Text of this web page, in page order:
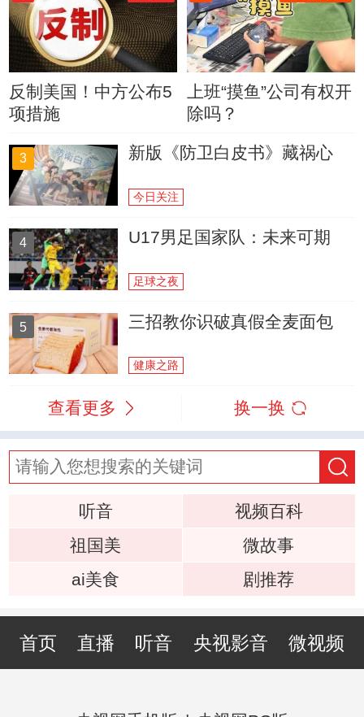
反制美国！中方公布5
项措施
上班“摸鱼”公司有权开
除吗？
3 新版《防卫白皮书》藏祸心
今日关注
4 U17男足国家队：未来可期
足球之夜
5 三招教你识破真假全麦面包
健康之路
查看更多 换一换
听音
视频百科
祖国美
微故事
ai美食
剧推荐
首页 直播 听音 央视影音 微视频